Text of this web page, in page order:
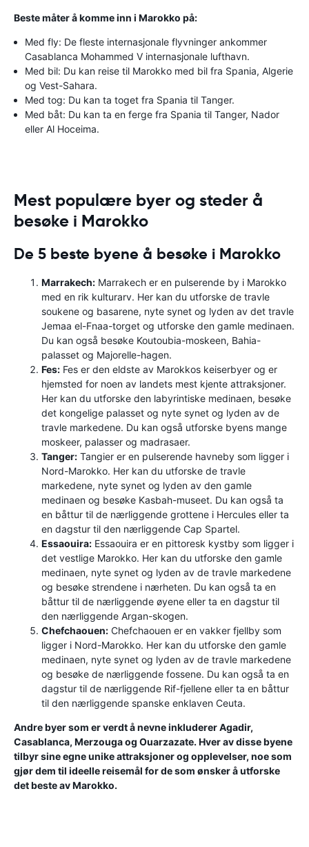
Beste måter å komme inn i Marokko på:
Med fly: De fleste internasjonale flyvninger ankommer
Casablanca Mohammed V internasjonale lufthavn.
Med bil: Du kan reise til Marokko med bil fra Spania, Algerie
og Vest-Sahara.
Med tog: Du kan ta toget fra Spania til Tanger.
Med båt: Du kan ta en ferge fra Spania til Tanger, Nador
eller Al Hoceima.
Mest populære byer og steder å
besøke i Marokko
De 5 beste byene å besøke i Marokko
Marrakech: Marrakech er en pulserende by i Marokko
med en rik kulturarv. Her kan du utforske de travle
soukene og basarene, nyte synet og lyden av det travle
Jemaa el-Fnaa-torget og utforske den gamle medinaen.
Du kan også besøke Koutoubia-moskeen, Bahia-
palasset og Majorelle-hagen.
Fes: Fes er den eldste av Marokkos keiserbyer og er
hjemsted for noen av landets mest kjente attraksjoner.
Her kan du utforske den labyrintiske medinaen, besøke
det kongelige palasset og nyte synet og lyden av de
travle markedene. Du kan også utforske byens mange
moskeer, palasser og madrasaer.
Tanger: Tangier er en pulserende havneby som ligger i
Nord-Marokko. Her kan du utforske de travle
markedene, nyte synet og lyden av den gamle
medinaen og besøke Kasbah-museet. Du kan også ta
en båttur til de nærliggende grottene i Hercules eller ta
en dagstur til den nærliggende Cap Spartel.
Essaouira: Essaouira er en pittoresk kystby som ligger i
det vestlige Marokko. Her kan du utforske den gamle
medinaen, nyte synet og lyden av de travle markedene
og besøke strendene i nærheten. Du kan også ta en
båttur til de nærliggende øyene eller ta en dagstur til
den nærliggende Argan-skogen.
Chefchaouen: Chefchaouen er en vakker fjellby som
ligger i Nord-Marokko. Her kan du utforske den gamle
medinaen, nyte synet og lyden av de travle markedene
og besøke de nærliggende fossene. Du kan også ta en
dagstur til de nærliggende Rif-fjellene eller ta en båttur
til den nærliggende spanske enklaven Ceuta.
Andre byer som er verdt å nevne inkluderer Agadir,
Casablanca, Merzouga og Ouarzazate. Hver av disse byene
tilbyr sine egne unike attraksjoner og opplevelser, noe som
gjør dem til ideelle reisemål for de som ønsker å utforske
det beste av Marokko.